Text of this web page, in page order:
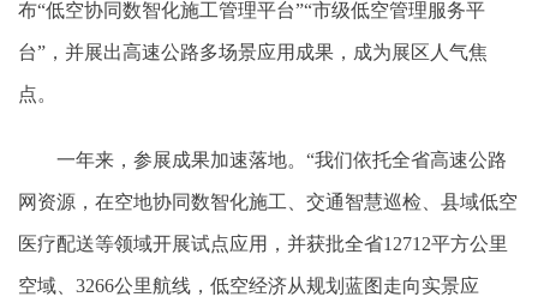
布“低空协同数智化施工管理平台”“市级低空管理服务平
台”，并展出高速公路多场景应用成果，成为展区人气焦
点。
一年来，参展成果加速落地。“我们依托全省高速公路
网资源，在空地协同数智化施工、交通智慧巡检、县域低空
医疗配送等领域开展试点应用，并获批全省12712平方公里
空域、3266公里航线，低空经济从规划蓝图走向实景应